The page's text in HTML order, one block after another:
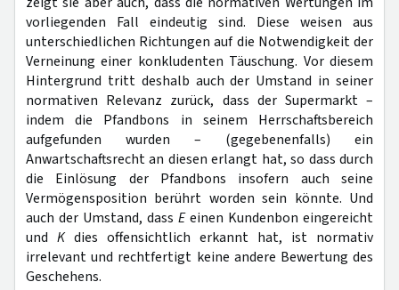
vorliegenden Fall eindeutig sind. Diese weisen aus
unterschiedlichen Richtungen auf die Notwendigkeit der
Verneinung einer konkludenten Täuschung. Vor diesem
Hintergrund tritt deshalb auch der Umstand in seiner
normativen Relevanz zurück, dass der Supermarkt –
indem die Pfandbons in seinem Herrschaftsbereich
aufgefunden wurden – (gegebenenfalls) ein
Anwartschaftsrecht an diesen erlangt hat, so dass durch
die Einlösung der Pfandbons insofern auch seine
Vermögensposition berührt worden sein könnte. Und
auch der Umstand, dass Eeinen Kundenbon eingereicht
und Kdies offensichtlich erkannt hat, ist normativ
irrelevant und rechtfertigt keine andere Bewertung des
Geschehens.